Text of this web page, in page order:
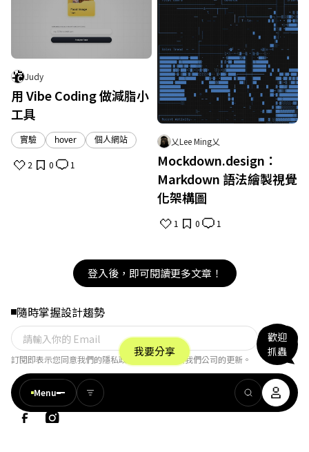
我要分享
歡迎
抓蟲
Menu
Judy
用 Vibe Coding 做減脂小
工具
實驗 hover 個人網站
2 0 1
乂Lee Ming乂
Mockdown.design：
Markdown 語法繪製視覺
化架構圖
1 0 1
登入後，即可閱讀更多文章！
隨時掌握設計趨勢
訂閱
訂閱即表示您同意我們的隱私政策，並同意接收我們公司的更新。